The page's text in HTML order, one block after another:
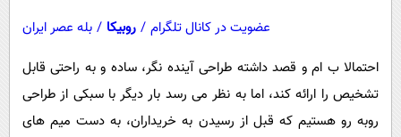
عضویت در کانال تلگرام / روبیکا / بله عصر ایران
احتمالا ب ام و قصد داشته طراحی آینده نگر، ساده و به راحتی قابل
تشخیص را ارائه کند، اما به نظر می رسد بار دیگر با سبکی از طراحی
روبه رو هستیم که قبل از رسیدن به خریداران، به دست میم های